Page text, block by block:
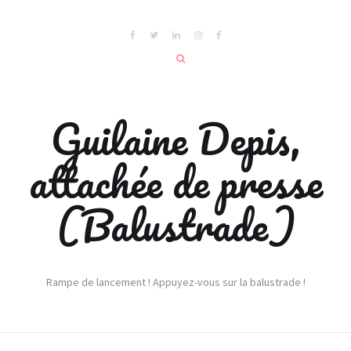
Guilaine Depis,
attachée de presse
(Balustrade)
Rampe de lancement ! Appuyez-vous sur la balustrade !